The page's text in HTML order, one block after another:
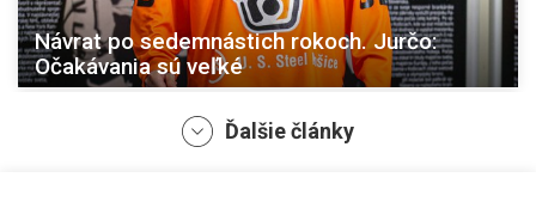
Návrat po sedemnástich rokoch. Jurčo:
Očakávania sú veľké
Ďalšie články